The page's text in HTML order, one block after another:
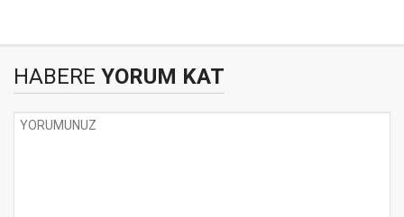
HABERE YORUM KAT